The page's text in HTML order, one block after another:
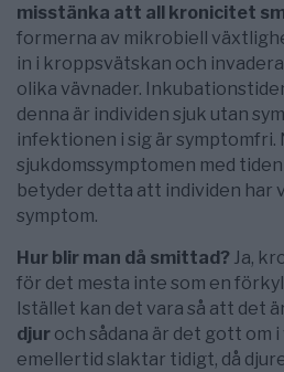
misstänka att all kronicitet
formerna av mikrobiell
in i kroppsvätskan och
olika vävnader.
denna är individen sjuk utan
infektionen i sig är symptomfri.
sjukdomssymptomen med
betyder detta att individen har
symptom.
Hur blir man då smittad? Ja,
för det mesta inte som en
Istället kan det vara så att det
djur och sådana är det gott om i
emellertid slaktar tidigt, då